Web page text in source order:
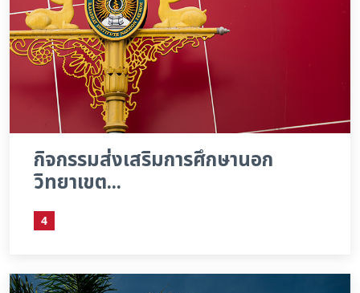
กิจกรรมส่งเสริมการศึกษานอก
วิทยาเขต...
4